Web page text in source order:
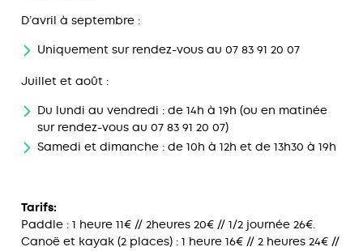
D’avril à septembre :
Uniquement sur rendez-vous au 07 83 91 20 07
Juillet et août :
Du lundi au vendredi : de 14h à 19h (ou en matinée
sur rendez-vous au 07 83 91 20 07)
Samedi et dimanche : de 10h à 12h et de 13h30 à 19h
Tarifs:
Paddle : 1 heure 11€ // 2heures 20€ // 1/2 journée 26€.
Canoë et kayak (2 places) : 1 heure 16€ // 2 heures 24€ //